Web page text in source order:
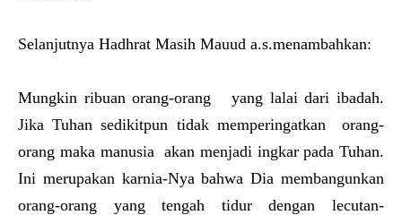
Selanjutnya Hadhrat Masih Mauud a.s.menambahkan:
Mungkin ribuan orang-orang yang lalai dari ibadah.
Jika Tuhan sedikitpun tidak memperingatkan orang-
orang maka manusia akan menjadi ingkar pada Tuhan.
Ini merupakan karnia-Nya bahwa Dia membangunkan
orang-orang yang tengah tidur dengan lecutan-